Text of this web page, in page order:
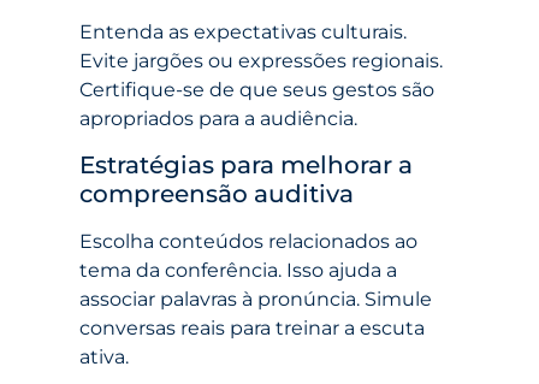
Entenda as expectativas culturais.
Evite jargões ou expressões regionais.
Certifique-se de que seus gestos são
apropriados para a audiência.
Estratégias para melhorar a
compreensão auditiva
Escolha conteúdos relacionados ao
tema da conferência. Isso ajuda a
associar palavras à pronúncia. Simule
conversas reais para treinar a escuta
ativa.